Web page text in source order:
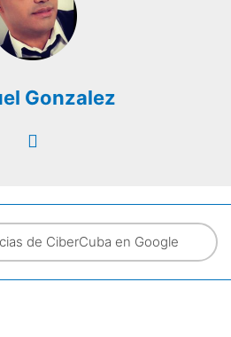
Gonzalez
de CiberCuba en Google